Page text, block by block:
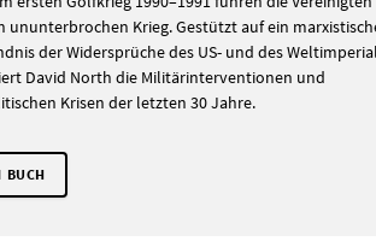
ununterbrochen Krieg. Gestützt auf ein
der Widersprüche des US- und des
David North die Militärinterventionen und
Krisen der letzten 30 Jahre.
BUCH